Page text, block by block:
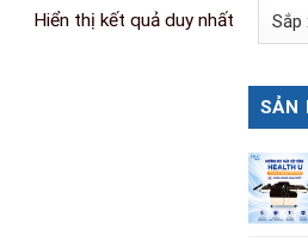
Hiển thị kết quả duy nhất
SẢN